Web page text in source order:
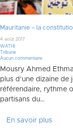
Mauritanie – la
4 août 2017
WATHI
Tribune
Aucun commentaire
Mousry Ahmed
plus d’une dizaine
référendaire, rythme
partisans du…
En savoir plus